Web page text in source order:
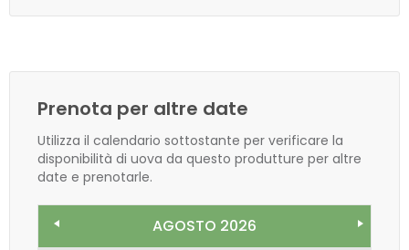
Prenota per altre date
Utilizza il calendario sottostante per verificare la
disponibilità di uova da questo produtture per altre
date e prenotarle.
AGOSTO 2026